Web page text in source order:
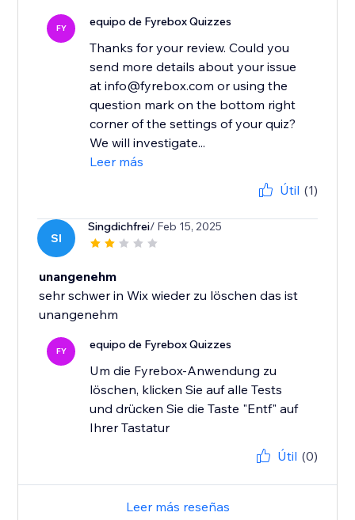
FY equipo de Fyrebox Quizzes
Thanks for your review. Could you
send more details about your issue
at info@fyrebox.com or using the
question mark on the bottom right
corner of the settings of your quiz?
We will investigate...
Leer más
Útil (1)
SI
Singdichfrei/ Feb 15, 2025
unangenehm
sehr schwer in Wix wieder zu löschen das ist
unangenehm
FY equipo de Fyrebox Quizzes
Um die Fyrebox-Anwendung zu
löschen, klicken Sie auf alle Tests
und drücken Sie die Taste "Entf" auf
Ihrer Tastatur
Útil (0)
Leer más reseñas